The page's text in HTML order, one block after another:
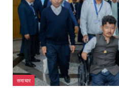
समाचार